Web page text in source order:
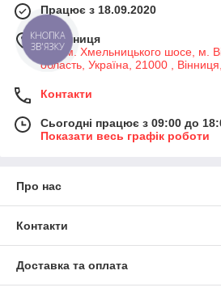
Працює з 18.09.2020
м. Вінниця
7-й км. Хмельницького шосе, м.
область, Україна, 21000 ,
Контакти
Сьогодні працює з 09:00 до
Показати весь графік роботи
Про нас
Контакти
Доставка та оплата
КНОПКА
ЗВ'ЯЗКУ